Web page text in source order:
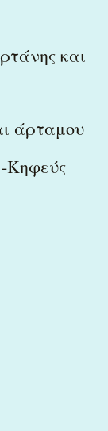
και
άρταμου
Κηφεύς